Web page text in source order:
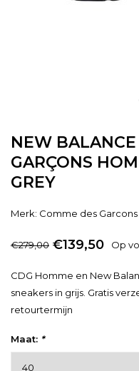
NEW
GARÇONS
GREY
Merk: Comme des
€279,00 €139,50 Op
CDG Homme en New
sneakers in grijs. Gratis
retourtermijn
Maat: *